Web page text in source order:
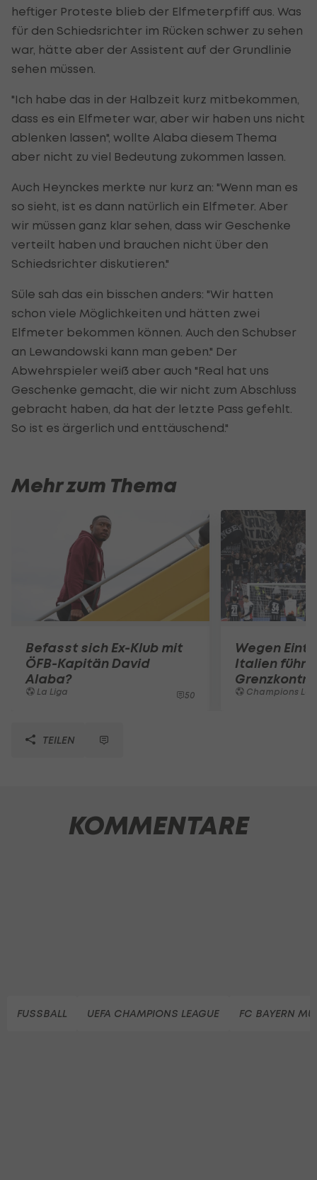
heftiger Proteste blieb der Elfmeterpfiff aus. Was
für den Schiedsrichter im Rücken schwer zu sehen
war, hätte aber der Assistent auf der Grundlinie
sehen müssen.
"Ich habe das in der Halbzeit kurz mitbekommen,
dass es ein Elfmeter war, aber wir haben uns nicht
ablenken lassen", wollte Alaba diesem Thema
aber nicht zu viel Bedeutung zukommen lassen.
Auch Heynckes merkte nur kurz an: "Wenn man es
so sieht, ist es dann natürlich ein Elfmeter. Aber
wir müssen ganz klar sehen, dass wir Geschenke
verteilt haben und brauchen nicht über den
Schiedsrichter diskutieren."
Süle sah das ein bisschen anders: "Wir hatten
schon viele Möglichkeiten und hätten zwei
Elfmeter bekommen können. Auch den Schubser
an Lewandowski kann man geben." Der
Abwehrspieler weiß aber auch "Real hat uns
Geschenke gemacht, die wir nicht zum Abschluss
gebracht haben, da hat der letzte Pass gefehlt.
So ist es ärgerlich und enttäuschend."
Mehr zum Thema
Befasst sich Ex-Klub mit
ÖFB-Kapitän David
Alaba?
La Liga 50
Wegen
Italien führt
Champions
TEILEN
KOMMENTARE
FUSSBALL UEFA CHAMPIONS LEAGUE FC BAYERN